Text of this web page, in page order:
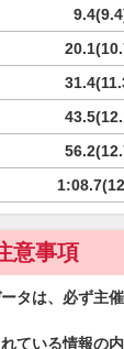
意事項
タは、必ず主
ている情報の